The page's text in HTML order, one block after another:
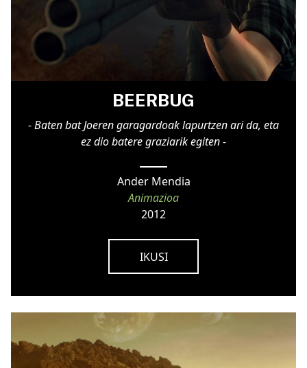
BEERBUG
- Baten bat Joeren garagardoak lapurtzen ari da, eta
ez dio batere graziarik egiten -
Ander Mendia
Animazioa
2012
IKUSI